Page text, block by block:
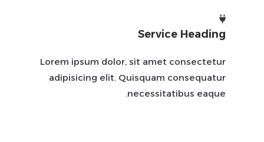
Service Heading
Lorem ipsum dolor, sit amet consectetur
adipisicing elit. Quisquam consequatur
necessitatibus eaque.